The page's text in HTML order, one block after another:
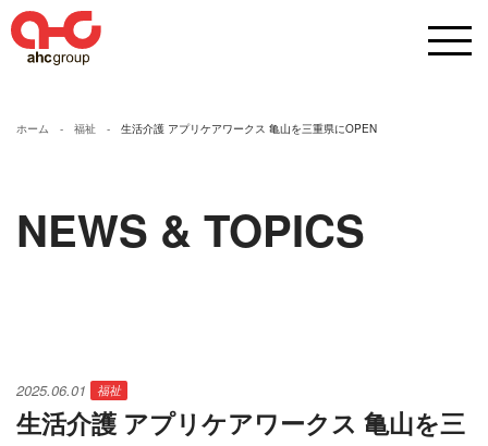
ホーム 福祉 生活介護 アプリケアワークス 亀山を三重県にOPEN
NEWS & TOPICS
2025.06.01 福祉
生活介護 アプリケアワークス 亀山を三